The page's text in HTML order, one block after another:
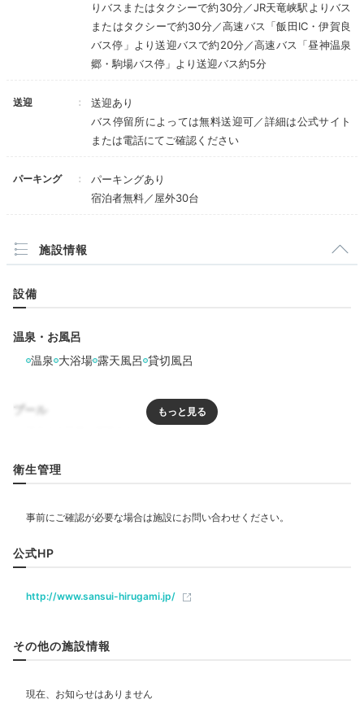
aco.ako.aco
ベッド2つと、お布団が敷ける畳スペースがある和洋室に泊まりまし
洗面所が広くて、座ってメイクができて快適でした。
14:00
のどかな山里で
ひと息ついたらのどかな山里で散歩してはいかが？周囲
ですよ。観光案内所兼カフェの「ACHI BASE(アチベー
おすすめ。
16:00
庭園を眺めつつ
りバスまたはタクシーで約30分／JR天竜峡駅よりバス
またはタクシーで約30分／高速バス「飯田IC・伊賀良
バス停」より送迎バスで約20分／高速バス「昼神温泉
郷・駒場バス停」より送迎バス約5分
送迎
送迎あり
バス停留所によっては無料送迎可／詳細は公式サイト
または電話にてご確認ください
パーキング
パーキングあり
宿泊者無料／屋外30台
施設情報
設備
温泉・お風呂
温泉 大浴場 露天風呂 貸切風呂
プール
リラクゼーション
露天風呂付客室
衛生管理
公式HP
http://www.sansui-hirugami.jp/
その他の施設情報